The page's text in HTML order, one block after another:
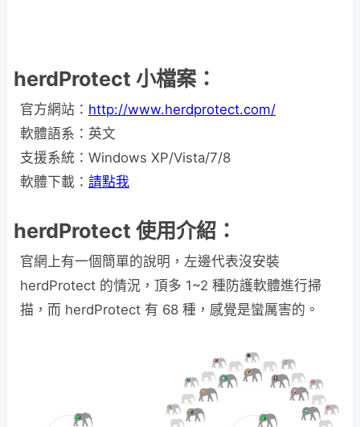
herdProtect 小檔案：
官方網站： http://www.herdprotect.com/
軟體語系：英文
支援系統：Windows XP/Vista/7/8
軟體下載： 請點我
herdProtect 使用介紹：
官網上有一個簡單的說明，左邊代表沒安裝
herdProtect 的情況，頂多 1~2 種防護軟體進行掃
描，而 herdProtect 有 68 種，感覺是蠻厲害的。